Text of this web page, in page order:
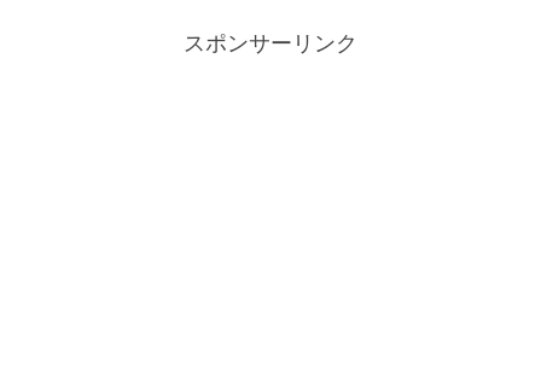
スポンサーリンク